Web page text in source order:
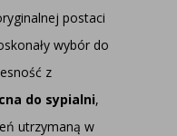
postaci
wybór do
z
do sypialni,
utrzymaną w